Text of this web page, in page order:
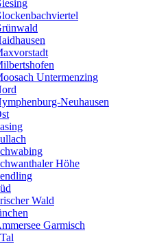
Untermenzing
Neuhausen
Höhe
Wald
Garmisch